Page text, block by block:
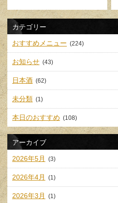
カテゴリー
おすすめメニュー (224)
お知らせ (43)
日本酒 (62)
未分類 (1)
本日のおすすめ (108)
アーカイブ
2026年5月 (3)
2026年4月 (1)
2026年3月 (1)